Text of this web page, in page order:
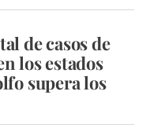
de casos de
los estados
supera los